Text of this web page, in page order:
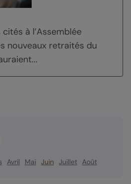
à l’Assemblée
nouveaux retraités du
Avril Mai Juin Juillet Août